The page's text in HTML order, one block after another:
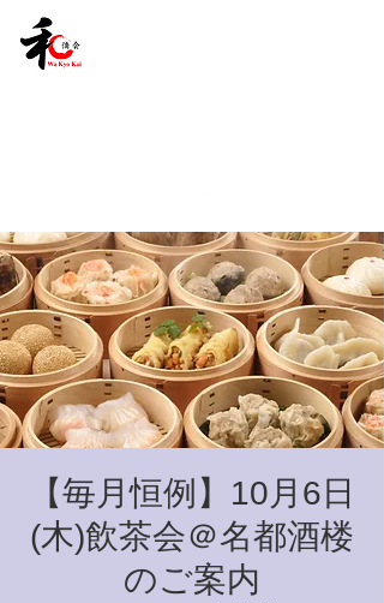
【毎月恒例】10月6日
(木)飲茶会＠名都酒楼
のご案内